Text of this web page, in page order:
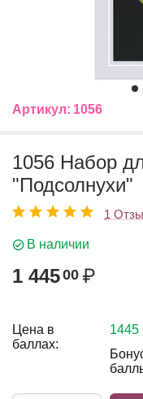
Артикул: 1056
1056 Набор
"Подсолнухи"
1
В наличии
1 44500 ₽
Цена в
баллах:
1445